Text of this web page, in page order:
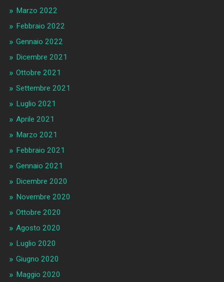
Marzo 2022
Febbraio 2022
Gennaio 2022
Dicembre 2021
Ottobre 2021
Settembre 2021
Luglio 2021
Aprile 2021
Marzo 2021
Febbraio 2021
Gennaio 2021
Dicembre 2020
Novembre 2020
Ottobre 2020
Agosto 2020
Luglio 2020
Giugno 2020
Maggio 2020